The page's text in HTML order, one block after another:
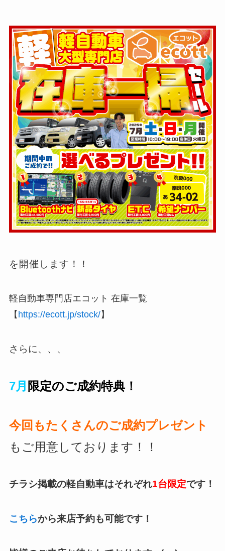
を開催します！！
軽自動車専門店エコット 在庫一覧
【 https://ecott.jp/stock/】
さらに、、、
7月 限定のご成約特典！
今回もたくさんのご成約プレゼント
もご用意しております！！
チラシ掲載の軽自動車はそれぞれ1台限定です！
こちらから来店予約も可能です！